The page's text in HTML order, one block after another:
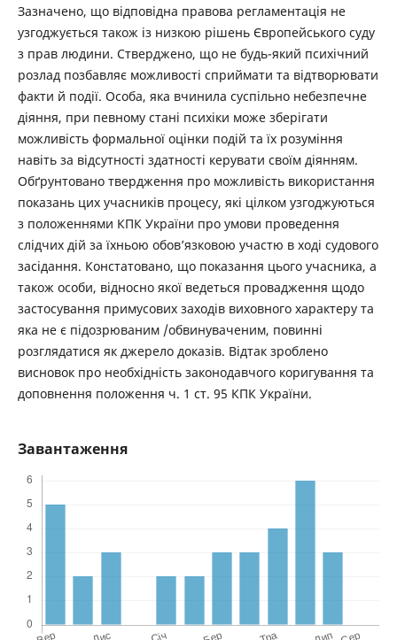
Зазначено, що відповідна правова регламентація не
узгоджується також із низкою рішень Європейського суду
з прав людини. Стверджено, що не будь-який психічний
розлад позбавляє можливості сприймати та відтворювати
факти й події. Особа, яка вчинила суспільно небезпечне
діяння, при певному стані психіки може зберігати
можливість формальної оцінки подій та їх розуміння
навіть за відсутності здатності керувати своїм діянням.
Обґрунтовано твердження про можливість використання
показань цих учасників процесу, які цілком узгоджуються
з положеннями КПК України про умови проведення
слідчих дій за їхньою обов’язковою участю в ході судового
засідання. Констатовано, що показання цього учасника, а
також особи, відносно якої ведеться провадження щодо
застосування примусових заходів виховного характеру та
яка не є підозрюваним /обвинуваченим, повинні
розглядатися як джерело доказів. Відтак зроблено
висновок про необхідність законодавчого коригування та
доповнення положення ч. 1 ст. 95 КПК України.
Завантаження